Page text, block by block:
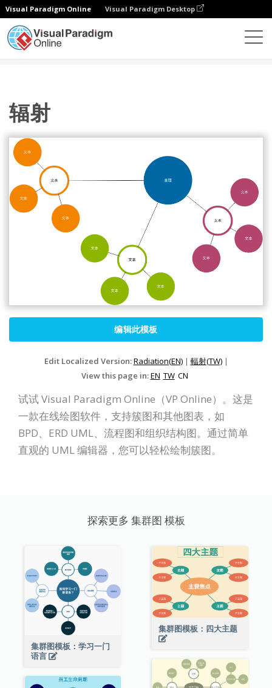
Visual Paradigm Online Visual Paradigm Desktop
辐射
编辑此模板
Edit Localized Version:Radiation(EN)| 輻射(TW)|
View this page in:EN TW CN
试试 Visual Paradigm Online（VP Online）。这是
一款在线绘图软件，支持簇图和其他图表，如
BPD、ERD UML、流程图和组织结构图。通过简单
直观的 UML 编辑器，您可以轻松绘制簇图。
探索更多 集群图 模板
集群图模板：学习一门
语言
集群图模板：四大主题